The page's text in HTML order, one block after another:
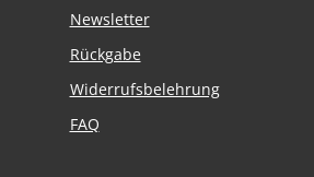
Newsletter
Rückgabe
Widerrufsbelehrung
FAQ